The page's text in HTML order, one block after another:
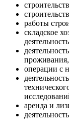
работы
складское
проживания,
операции с
аренда и